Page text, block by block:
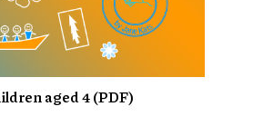
aged 4 (PDF)